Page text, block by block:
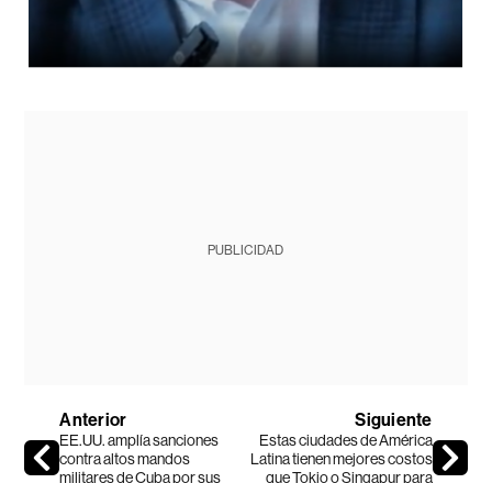
PUBLICIDAD
Anterior
EE.UU. amplía sanciones
contra altos mandos
militares de Cuba por sus
Siguiente
Estas ciudades de América
Latina tienen mejores costos
que Tokio o Singapur para